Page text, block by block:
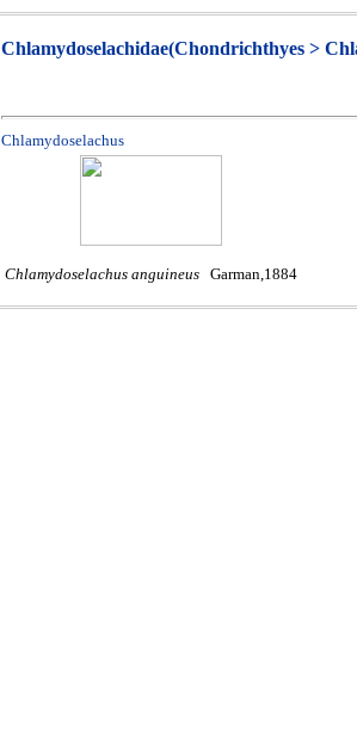
Chlamydoselachidae(Chondrichthyes >
Chlamydoselachus
Chlamydoselachus anguineus Garman,1884